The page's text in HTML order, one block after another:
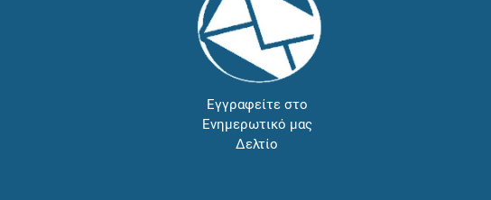
Εγγραφείτε στο
Ενημερωτικό μας
Δελτίο